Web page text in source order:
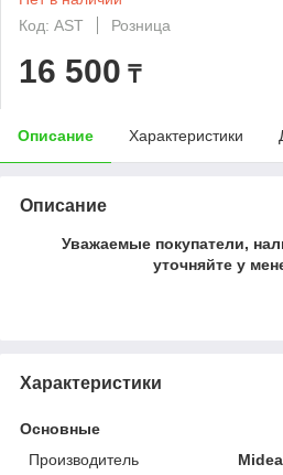
Код: AST
Розница
16 500 ₸
Описание Характеристики
Описание
Уважаемые покупатели,
уточняйте у
Характеристики
Основные
Производитель
Midea